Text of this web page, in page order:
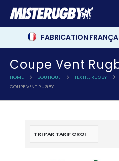
FABRICATION
Coupe Vent
HOME BOUTIQUE TEXTILE RUGBY
COUPE VENT RUGBY